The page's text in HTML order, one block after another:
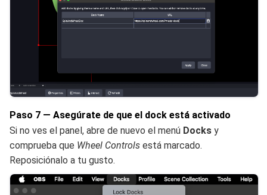
Paso 7 — Asegúrate de que el dock está activado
Si no ves el panel, abre de nuevo el menú Docks y
comprueba que Wheel Controls está marcado.
Reposiciónalo a tu gusto.